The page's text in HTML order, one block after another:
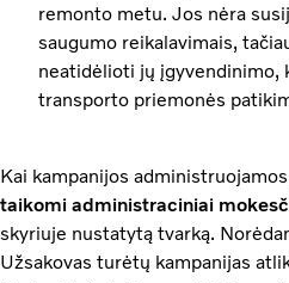
remonto metu. Jos nėra
saugumo reikalavimais,
neatidėlioti jų įgyvendinimo,
transporto priemonės
Kai kampanijos
taikomi administraciniai
skyriuje nustatytą tvarką.
Užsakovas turėtų kampanijas